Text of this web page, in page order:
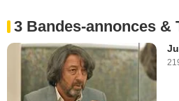
3 Bandes-annonces &